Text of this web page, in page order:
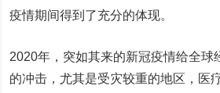
疫情期间得到了充分的体现。
2020年，突如其来的新冠疫情给全球
的冲击，尤其是受灾较重的地区，医